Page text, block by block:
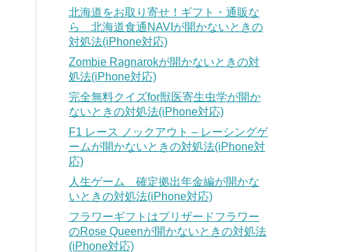
北海道をお取り寄せ！ギフト・通販な
ら 北海道食通NAVIが開かないときの
対処法(iPhone対応)
Zombie Ragnarokが開かないときの対
処法(iPhone対応)
完全無料クイズfor獣医寄生虫学が開か
ないときの対処法(iPhone対応)
F1 レース ノックアウト – レーシングゲ
ームが開かないときの対処法(iPhone対
応)
人生ゲーム 確定拠出年金編が開かな
いときの対処法(iPhone対応)
フラワーギフトはプリザードフラワー
のRose Queenが開かないときの対処法
(iPhone対応)